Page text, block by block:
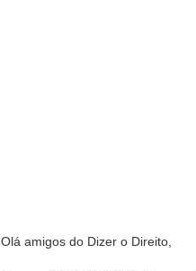
Olá amigos do Dizer o Direito,